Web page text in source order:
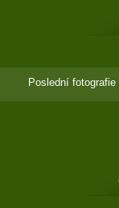
Poslední fotografie